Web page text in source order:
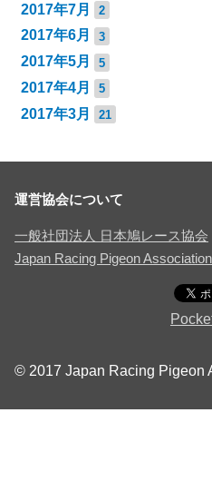
2017年7月 2
2017年6月 3
2017年5月 5
2017年4月 5
2017年3月 21
運営協会について
一般社団法人 日本鳩レース協会
Japan Racing Pigeon
© 2017 Japan Racing Pigeon